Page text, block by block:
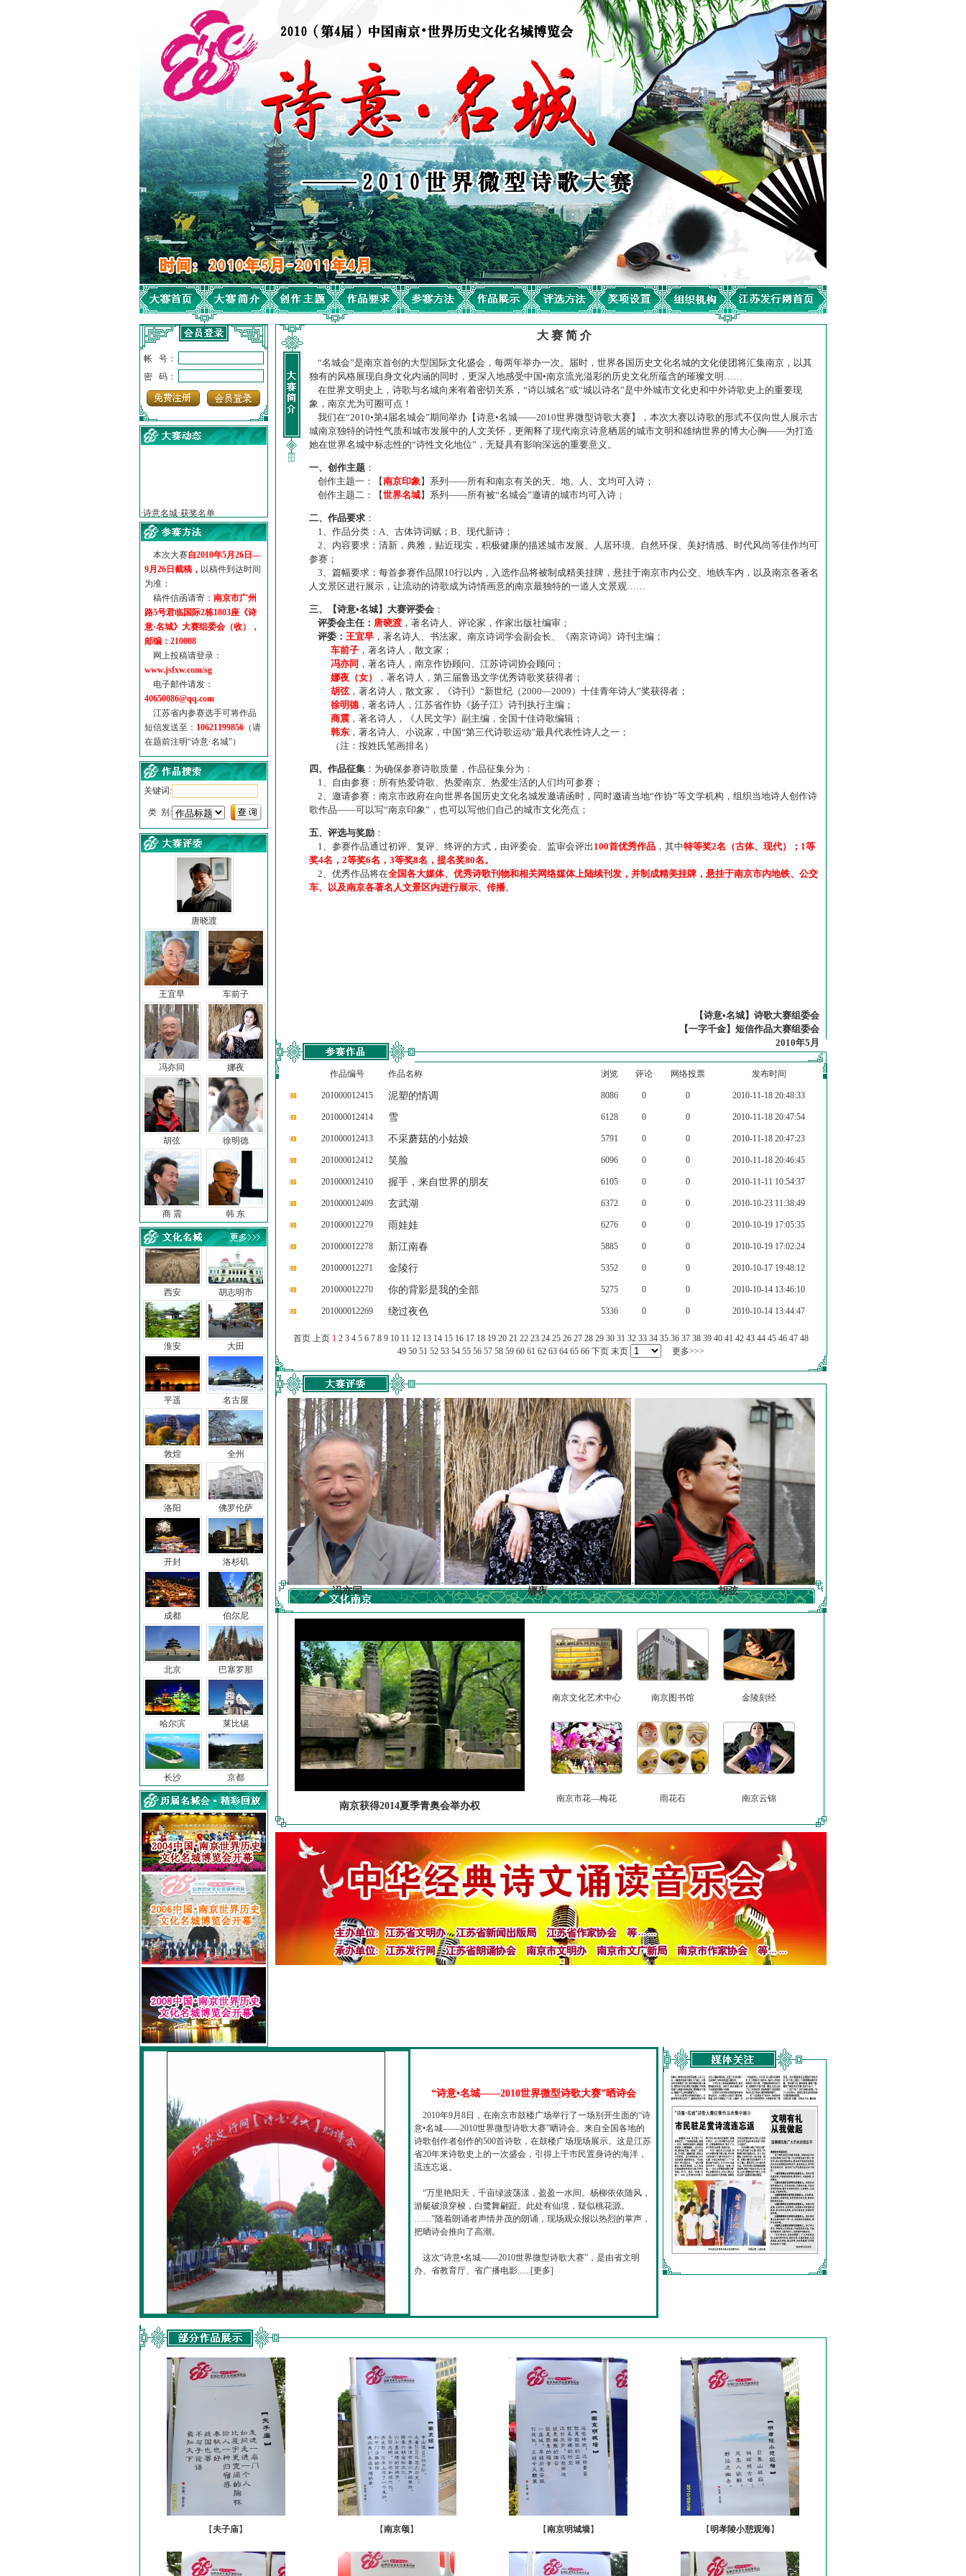
帐 号：
密 码：
·诗意名城·地铁时间
地铁完美呈现【诗意·名城...
“诗意·名城”晒诗会
特别通知--致广大诗词爱好...
本次大赛自2010年5月26日—
9月26日截稿， 以稿件到达时间
为准：
稿件信函请寄： 南京市广州
路5号君临国际2栋1803座《诗
意·名城》大赛组委会（收），
邮编：210008
网上投稿请登录：
www.jsfxw.com/sg
电子邮件请发：
40650086@qq.com
江苏省内参赛选手可将作品
短信发送至： 10621199856 （请
在题前注明“诗意·名城”）
关键词:
类 别:
唐晓渡
王宜早 车前子
冯亦同 娜夜
胡弦 徐明德
商 震 韩 东
西安
淮安
平遥
敦煌
洛阳
开封
成都
北京
哈尔滨
长沙
胡志明市
大田
名古屋
全州
佛罗伦萨
洛杉矶
伯尔尼
巴塞罗那
莱比锡
京都
大 赛 简 介
“名城会”是南京首创的大型国际文化盛会，每两年举办一次。届时，世界各国历史文化名城的文化使团将汇集南京，以其
独有的风格展现自身文化内涵的同时，更深入地感受中国•南京流光溢彩的历史文化所蕴含的璀璨文明……
在世界文明史上，诗歌与名城向来有着密切关系，“诗以城名”或“城以诗名”是中外城市文化史和中外诗歌史上的重要现
象，南京尤为可圈可点！
我们在“2010•第4届名城会”期间举办【诗意•名城——2010世界微型诗歌大赛】，本次大赛以诗歌的形式不仅向世人展示古
城南京独特的诗性气质和城市发展中的人文关怀，更阐释了现代南京诗意栖居的城市文明和雄纳世界的博大心胸——为打造
她在世界名城中标志性的“诗性文化地位”，无疑具有影响深远的重要意义。
一、创作主题 ：
创作主题一：【南京印象】系列——所有和南京有关的天、地、人、文均可入诗；
创作主题二：【世界名城】系列——所有被“名城会”邀请的城市均可入诗；
二、作品要求 ：
1、作品分类：A、古体诗词赋；B、现代新诗；
2、内容要求：清新，典雅，贴近现实，积极健康的描述城市发展、人居环境、自然环保、美好情感、时代风尚等佳作均可
参赛；
3、篇幅要求：每首参赛作品限10行以内，入选作品将被制成精美挂牌，悬挂于南京市内公交、地铁车内，以及南京各著名
人文景区进行展示，让流动的诗歌成为诗情画意的南京最独特的一道人文景观……
三、【诗意•名城】大赛评委会 ：
评委会主任： 唐晓渡 ，著名诗人、评论家，作家出版社编审；
评委： 王宜早 ，著名诗人、书法家。南京诗词学会副会长、《南京诗词》诗刊主编；
车前子 ，著名诗人，散文家；
冯亦同 ，著名诗人，南京作协顾问、江苏诗词协会顾问；
娜夜（女）
，著名诗人，第三届鲁迅文学优秀诗歌奖获得者；
胡弦，著名诗人，散文家，《诗刊》“新世纪（2000—2009）十佳青年诗人”奖获得者；
徐明德，著名诗人，江苏省作协《扬子江》诗刊执行主编；
商震 ，著名诗人，《人民文学》副主编，全国十佳诗歌编辑；
韩东 ，著名诗人、小说家，中国“第三代诗歌运动”最具代表性诗人之一；
（注：按姓氏笔画排名）
四、作品征集 ：为确保参赛诗歌质量，作品征集分为：
1、自由参赛：所有热爱诗歌、热爱南京、热爱生活的人们均可参赛；
2、邀请参赛：南京市政府在向世界各国历史文化名城发邀请函时，同时邀请当地“作协”等文学机构，组织当地诗人创作诗
歌作品——可以写“南京印象”，也可以写他们自己的城市文化亮点；
五、评选与奖励 ：
1、参赛作品通过初评、复评、终评的方式，由评委会、监审会评出 100首优秀作品 ，其中特等奖2名（古体、现代）；1等
奖4名，2等奖6名，3等奖8名，提名奖80名。
2、优秀作品将在全国各大媒体、优秀诗歌刊物和相关网络媒体上陆续刊发，并制成精美挂牌，悬挂于南京市内地铁、公交
车、以及南京各著名人文景区内进行展示、传播。
【诗意•名城】诗歌大赛组委会
【一字千金】短信作品大赛组委会
2010年5月
作品编号 作品名称 浏览 评论 网络投票 发布时间
201000012415 泥塑的情调 8086 0 0 2010-11-18 20:48:33
201000012414 雪 6128 0 0 2010-11-18 20:47:54
201000012413 不采蘑菇的小姑娘 5791 0 0 2010-11-18 20:47:23
201000012412 笑脸 6096 0 0 2010-11-18 20:46:45
201000012410 握手，来自世界的朋友 6105 0 0 2010-11-11 10:54:37
201000012409 玄武湖 6372 0 0 2010-10-23 11:38:49
201000012279 雨娃娃 6276 0 0 2010-10-19 17:05:35
201000012278 新江南春 5885 0 0 2010-10-19 17:02:24
201000012271 金陵行 5352 0 0 2010-10-17 19:48:12
201000012270 你的背影是我的全部 5275 0 0 2010-10-14 13:46:10
201000012269 绕过夜色 5336 0 0 2010-10-14 13:44:47
首页 上页 1 2 3 4 5 6 7 8 9 10 11 12 13 14 15 16 17 18 19 20 21 22 23 24 25 26 27 28 29 30 31 32 33 34 35 36 37 38 39 40 41 42 43 44 45 46 47 48
49 50 51 52 53 54 55 56 57 58 59 60 61 62 63 64 65 66 下页 末页 更多>>>
冯亦同 娜夜 胡弦
南京文化艺术中心 南京图书馆 金陵刻经
南京市花—梅花 雨花石 南京云锦
南京获得2014夏季青奥会举办权
“诗意•名城——2010世界微型诗歌大赛”晒诗会
2010年9月8日，在南京市鼓楼广场举行了一场别开生面的“诗
意•名城——2010世界微型诗歌大赛”晒诗会。来自全国各地的
诗歌创作者创作的500首诗歌，在鼓楼广场现场展示。这是江苏
省20年来诗歌史上的一次盛会，引得上千市民置身诗的海洋，
流连忘返。
“万里艳阳天，千亩绿波荡漾，盈盈一水间。杨柳依依随风，
游艇破浪穿梭，白鹭舞翩跹。此处有仙境，疑似桃花源。
……”随着朗诵者声情并茂的朗诵，现场观众报以热烈的掌声，
把晒诗会推向了高潮。
这次“诗意•名城——2010世界微型诗歌大赛”，是由省文明
办、省教育厅、省广播电影......[更多]
【夫子庙】 【南京颂】 【南京明城墙】 【明孝陵小憩观海】